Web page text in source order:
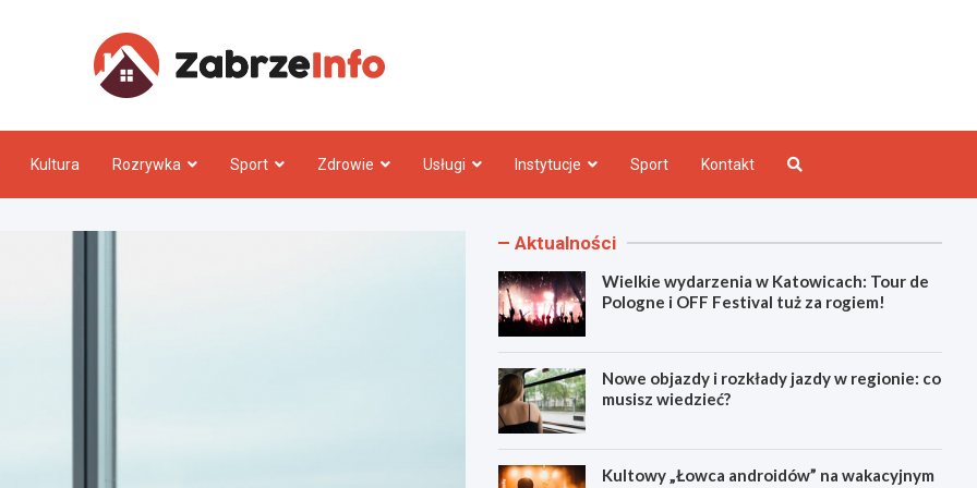
Kultura Rozrywka Sport Zdrowie Usługi Instytucje Sport Kontakt
Aktualności
Wielkie wydarzenia w Katowicach: Tour de
Pologne i OFF Festival tuż za rogiem!
Nowe objazdy i rozkłady jazdy w regionie: co
musisz wiedzieć?
Kultowy „Łowca androidów” na wakacyjnym